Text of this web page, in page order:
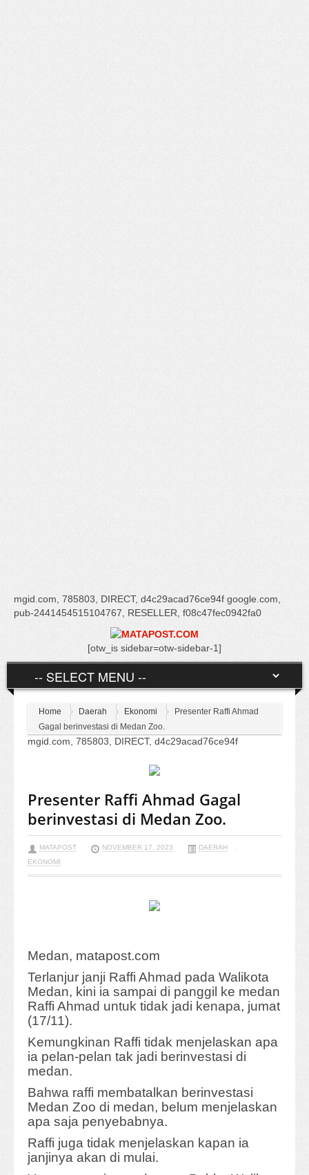
mgid.com, 785803, DIRECT, d4c29acad76ce94f google.com,
pub-2441454515104767, RESELLER, f08c47fec0942fa0
[otw_is sidebar=otw-sidebar-1]
Home Daerah Ekonomi
Presenter Raffi Ahmad
Gagal berinvestasi di Medan Zoo.
mgid.com, 785803, DIRECT, d4c29acad76ce94f
Presenter Raffi Ahmad Gagal
berinvestasi di Medan Zoo.
MATAPOST NOVEMBER 17, 2023 DAERAH
,
EKONOMI
Medan, matapost.com
Terlanjur janji Raffi Ahmad pada Walikota
Medan, kini ia sampai di panggil ke medan
Raffi Ahmad untuk tidak jadi kenapa, jumat
(17/11).
Kemungkinan Raffi tidak menjelaskan apa
ia pelan-pelan tak jadi berinvestasi di
medan.
Bahwa raffi membatalkan berinvestasi
Medan Zoo di medan, belum menjelaskan
apa saja penyebabnya.
Raffi juga tidak menjelaskan kapan ia
janjinya akan di mulai.